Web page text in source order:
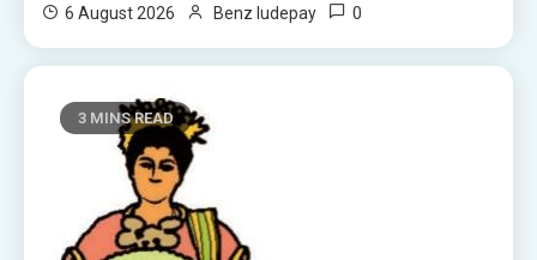
6 August 2026 Benz ludepay 0
3 MINS READ